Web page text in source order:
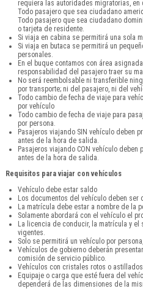
requiera las autoridades migratorias,
Todo pasajero que sea ciudadano
Todo pasajero que sea ciudadano
o tarjeta de residente.
Si viaja en cabina se permitirá una sola
Si viaja en butaca se permitirá un
personales.
En el buque contamos con área
responsabilidad del pasajero traer su
No será reembolsable ni transferible
por transporte; ni del pasajero, ni del
Todo cambio de fecha de viaje para
por vehículo
Todo cambio de fecha de viaje para
por persona.
Pasajeros viajando SIN vehículo deben
antes de la hora de salida.
Pasajeros viajando CON vehículo
antes de la hora de salida.
Requisitos para viajar con vehículos
Vehículo debe estar saldo
Los documentos del vehículo deben ser
La matrícula debe estar a nombre de la
Solamente abordará con el vehículo el
La licencia de conducir, la matrícula y
vigentes.
Solo se permitirá un vehículo por
Vehículos de gobierno deberán
comisión de servicio público.
Vehículos con cristales rotos o
Equipaje o carga que esté fuera del
dependerá de las dimensiones de la